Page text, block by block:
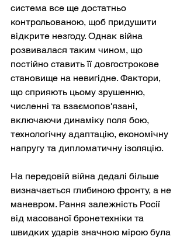
система все ще достатньо
контрольованою, щоб придушити
відкрите незгоду. Однак війна
розвивалася таким чином, що
постійно ставить її довгострокове
становище на невигідне. Фактори,
що сприяють цьому зрушенню,
численні та взаємопов'язані,
включаючи динаміку поля бою,
технологічну адаптацію, економічну
напругу та дипломатичну ізоляцію.
На передовій війна дедалі більше
визначається глибиною фронту, а не
маневром. Рання залежність Росії
від масованої бронетехніки та
швидких ударів значною мірою була